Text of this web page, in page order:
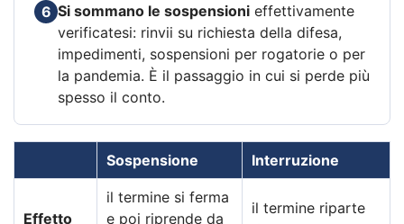
6 Si sommano le sospensioni effettivamente
verificatesi: rinvii su richiesta della difesa,
impedimenti, sospensioni per rogatorie o per
la pandemia. È il passaggio in cui si perde più
spesso il conto.
Sospensione Interruzione
Effetto
il termine si ferma
e poi riprende da
il termine riparte